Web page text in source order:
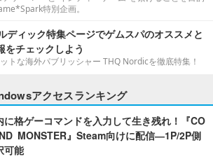
特別企画。
ディック特集ページでゲムスパのオススメと
をチェックしよう
トな海外パブリッシャー THQ Nordicを徹底特集！
アクセスランキング
に格ゲーコマンドを入力して生き残れ！『CO
MONSTER』Steam向けに配信―1P/2P側
可能